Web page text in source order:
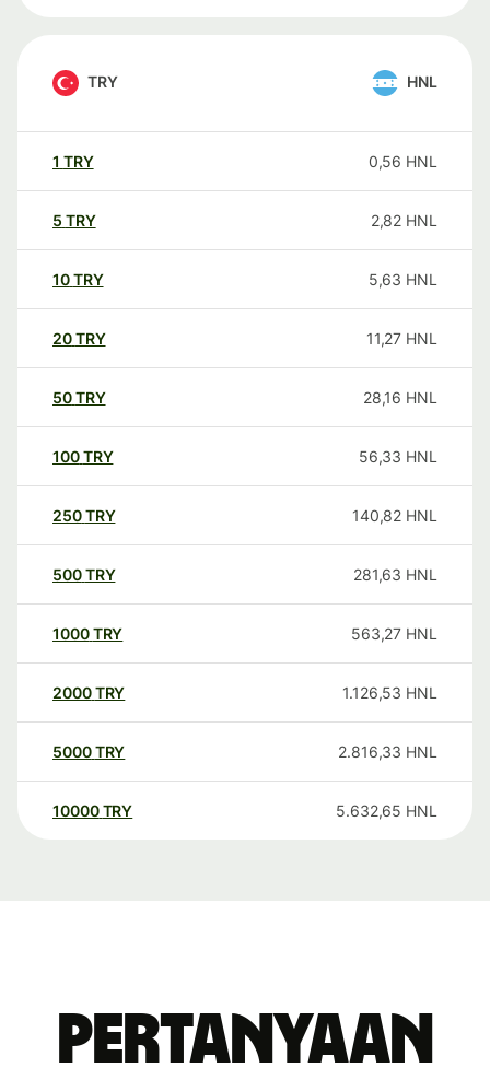
TRY HNL
1 TRY 0,56 HNL
5 TRY 2,82 HNL
10TRY 5,63 HNL
20TRY 11,27 HNL
50TRY 28,16 HNL
100TRY 56,33 HNL
250TRY 140,82 HNL
500TRY 281,63 HNL
1000TRY 563,27 HNL
2000TRY 1.126,53 HNL
5000TRY 2.816,33 HNL
10000 TRY 5.632,65 HNL
Pertanyaan